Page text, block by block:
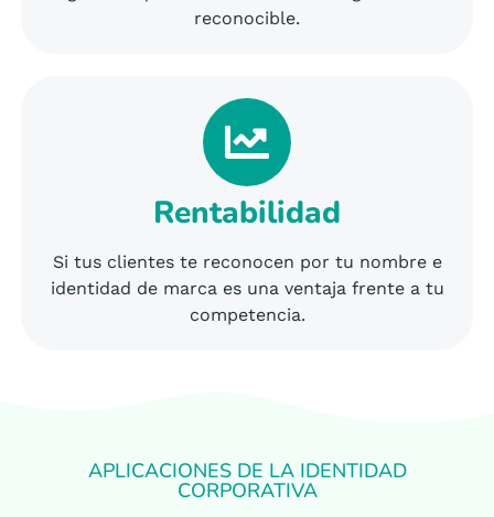
reconocible.
Rentabilidad
Si tus clientes te reconocen por tu nombre e
identidad de marca es una ventaja frente a tu
competencia.
APLICACIONES DE LA IDENTIDAD
CORPORATIVA